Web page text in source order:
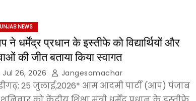
NEWS
ने धर्मेंद्र प्रधान के इस्तीफे को विद्यार्थियों और
की जीत बताया किया स्वागत
Jul 26, 2026 Jangesamachar
25 जुलाई,2026* आम आदमी पार्टी (आप) पंजाब